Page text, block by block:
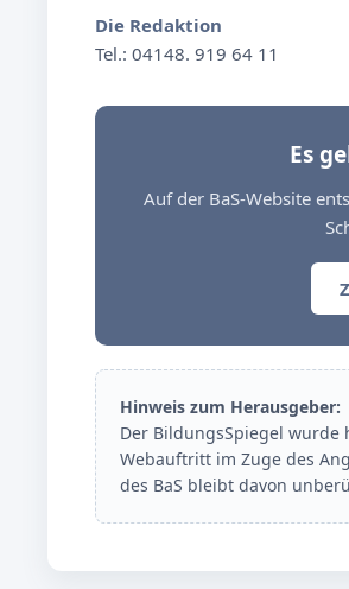
Die Redaktion
Tel.: 04148. 919 64 11
Es
Auf der BaS-Website
Hinweis zum Herausgeber:
Der BildungsSpiegel wurde
Webauftritt im Zuge des
des BaS bleibt davon